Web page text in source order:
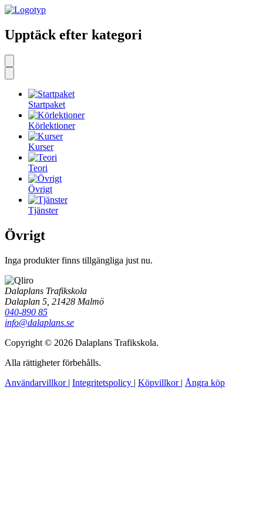
Upptäck efter kategori
Startpaket
Körlektioner
Kurser
Teori
Övrigt
Tjänster
Övrigt
Inga produkter finns tillgängliga just nu.
Dalaplans Trafikskola
Dalaplan 5, 21428 Malmö
040-890 85
info@dalaplans.se
Copyright © 2026 Dalaplans Trafikskola.
Alla rättigheter förbehålls.
Användarvillkor | Integritetspolicy | Köpvillkor | Ångra köp